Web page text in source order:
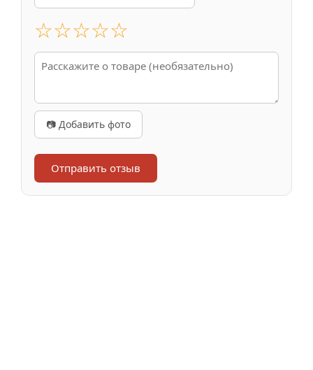
☆☆☆☆☆
📷 Добавить фото
Отправить отзыв